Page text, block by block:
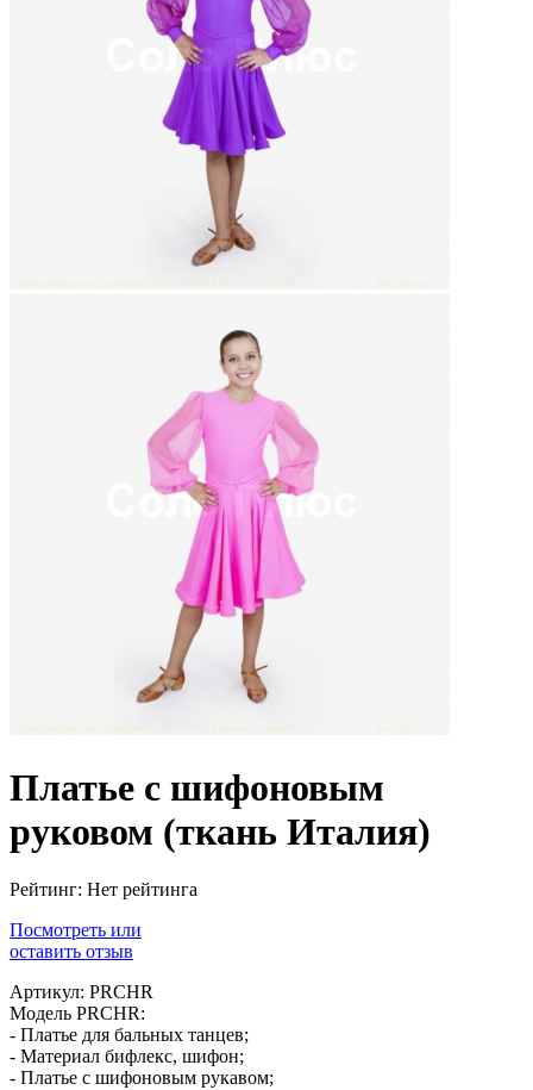
Платье с шифоновым
руковом (ткань Италия)
Рейтинг: Нет рейтинга
Посмотреть или
оставить отзыв
Артикул: PRCHR
Модель PRCHR:
- Платье для бальных танцев;
- Материал бифлекс, шифон;
- Платье с шифоновым рукавом;